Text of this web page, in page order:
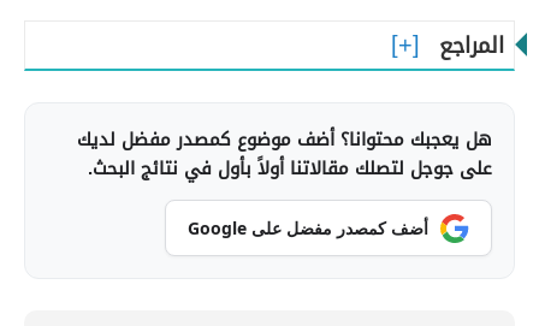
المراجع
هل يعجبك محتوانا؟ أضف موضوع كمصدر مفضل لديك
على جوجل لتصلك مقالاتنا أولاً بأول في نتائج البحث.
أضف كمصدر مفضل على Google